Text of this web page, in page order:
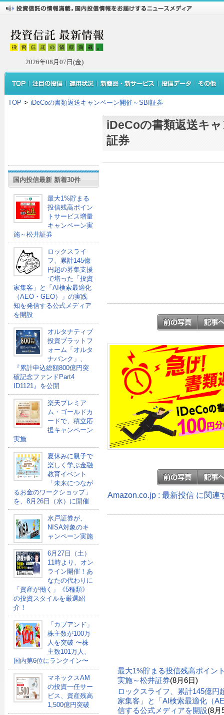
2026年08月07日(金)
TOP > iDeCoの書類返送キャンペーン開催～SBI証券
国内投信最新 新着30件
最大1%貯まる
投信残高ポイン
トサービス増量
キャンペーン実
施～松井証券
ロックスライ
フ、累計145億
円超の募集支援
で培った「投資
家集客」と「AI検索最適化
（AEO・GEO）」の実践
知を発信する公式メディア
を開設
オルタナティブ
投資プラットフ
ォーム「オルタ
ナバンク」、
『累計申込総額800億円突
破記念ファンドPart4
ID1121』を公開
楽天プレミア
ム・ゴールドカ
ードで、積立応
援キャンペーン
実施
夏休みに親子で
楽しく学ぶ金融
教育イベント
「未来につなが
るお金のワークショップ」
を、8月26日（水）に開催
水戸証券が、
NISA対象のキ
ャンペーン実施
6月27日（土）
11時より、オン
ライン開催！あ
なたの代わりに
「資産が働く」《5種類》
の投資スタイルを厳選紹
介！
「カブアンド」
株主数が100万
人を突破 〜株
主数101万人、
国内第6位にランクイン〜
マネックスAM
の投資一任サー
ビス、資産残高
1,500億円突破
iDeCoの書類返送キ
証券
Amazon.co.jp : 最新投信 に関連
最大1%貯まる投信残高ポイン
実施～松井証券(8月6日)
ロックスライフ、累計145億円
家集客」と「AI検索最適化（
信する公式メディアを開設(8月